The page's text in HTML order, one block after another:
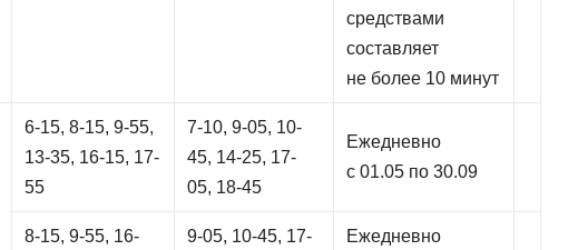
средствами
составляет
не более 10 минут
6-15, 8-15, 9-55,
13-35, 16-15, 17-
55
7-10, 9-05, 10-
45, 14-25, 17-
05, 18-45
Ежедневно
с 01.05 по 30.09
8-15, 9-55, 16-
9-05, 10-45, 17-
Ежедневно